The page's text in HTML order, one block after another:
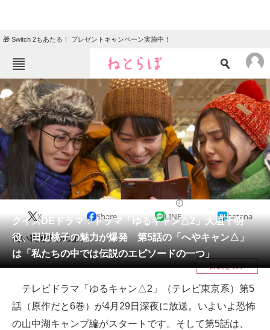
🎁 Switch 2もあたる！ プレゼントキャンペーン実施中！
ねとらぼメニュー
TOP ニュース
エンタメ クイズ
グルメ 地域
教育・育児
リサーチ
会員記事
メディア
注目記事を集めた総合ページ
スマホと通信の最新トレンド
クイズDEドラマ：ドラマ「ゆるキャン△2」大垣千明
役、田辺桃子の魅力が爆発 第5話の「へやキャン△」
は「私たちの中では伝説のエピソードの一つ」
X Share LINE hatena
良い表情するのよ。
目次を表示
テレビドラマ「ゆるキャン△2」（テレビ東京系）第5
話（原作だと6巻）が4月29日深夜に放送。いよいよ恐怖
の山中湖キャンプ編がスタートです。そして第5話は、